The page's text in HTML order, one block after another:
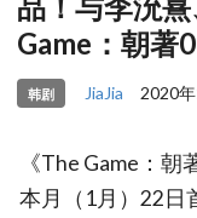
Game：朝著
韩剧 JiaJia 2020
《The Game：
本月（1月）22日